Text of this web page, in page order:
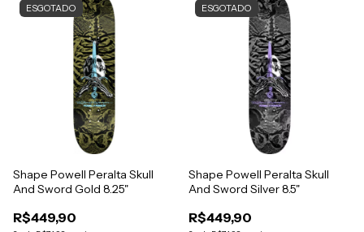
ESGOTADO
Shape Powell Peralta Skull
And Sword Gold 8.25"
R$449,90
ESGOTADO
Shape Powell Peralta Skull
And Sword Silver 8.5"
R$449,90